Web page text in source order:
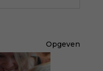
Opgeven